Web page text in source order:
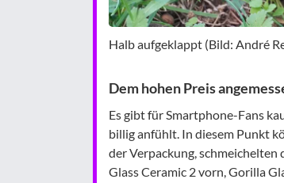
Halb aufgeklappt (Bild: André
Dem hohen Preis
Es gibt für Smartphone-Fans
billig anfühlt. In diesem Punkt
der Verpackung, schmeichelten
Glass Ceramic 2 vorn, Gorilla